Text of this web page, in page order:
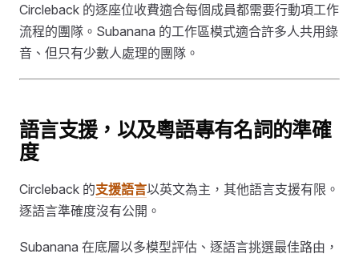
Circleback 的逐座位收費適合每個成員都需要行動項工作
流程的團隊。Subanana 的工作區模式適合許多人共用錄
音、但只有少數人處理的團隊。
語言支援，以及粵語專有名詞的準確
度
Circleback 的支援語言以英文為主，其他語言支援有限。
逐語言準確度沒有公開。
Subanana 在底層以多模型評估、逐語言挑選最佳路由，